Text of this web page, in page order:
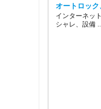
オートロッ
インターネッ
シャレ、設備 …